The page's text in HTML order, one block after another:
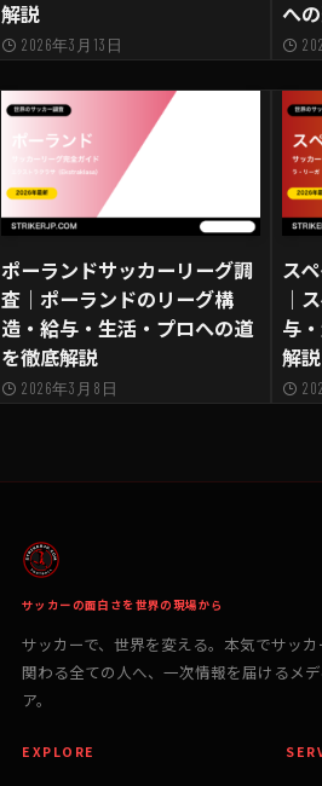
解説
2026年3月13日
へ
ポーランドサッカーリーグ調
査｜ポーランドのリーグ構
造・給与・生活・プロへの道
を徹底解説
2026年3月8日
ス
｜
与
解説
サッカーの面白さを世界の現場から
サッカーで、世界を変える。本気でサッカ
関わる全ての人へ、一次情報を届けるメデ
ア。
EXPLORE